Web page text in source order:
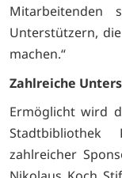
Mitarbeitenden
Unterstützern,
machen.“
Zahlreiche
Ermöglicht wird
zahlreicher